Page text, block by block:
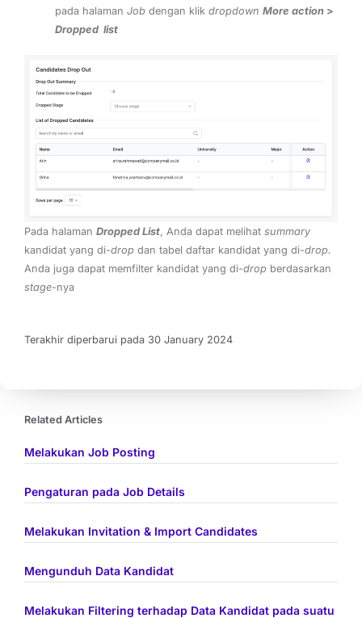
pada halamanJob dengan klikdropdown More action >
Dropped list
Pada halaman Dropped List, Anda dapat melihat summary
kandidat yang di-drop dan tabel daftar kandidat yang di-drop.
Anda juga dapat memfilter kandidat yang di-drop berdasarkan
stage-nya
Terakhir diperbarui pada 30 January 2024
Related Articles
Melakukan Job Posting
Pengaturan pada Job Details
Melakukan Invitation & Import Candidates
Mengunduh Data Kandidat
Melakukan Filtering terhadap Data Kandidat pada suatu